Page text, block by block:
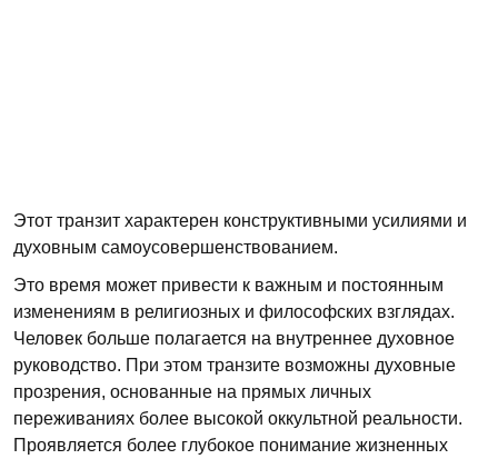
Этот транзит характерен конструктивными усилиями и
духовным самоусовершенствованием.
Это время может привести к важным и постоянным
изменениям в религиозных и философских взглядах.
Человек больше полагается на внутреннее духовное
руководство. При этом транзите возможны духовные
прозрения, основанные на прямых личных
переживаниях более высокой оккультной реальности.
Проявляется более глубокое понимание жизненных